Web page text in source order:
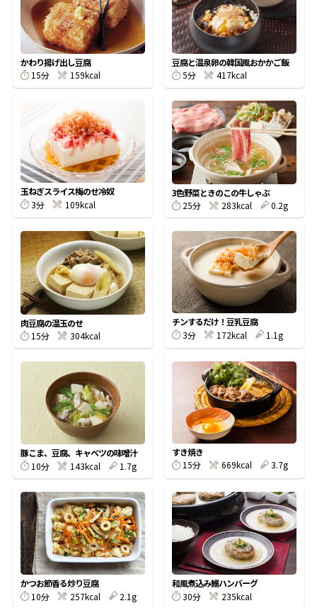
新鮮一番 『氷熟®』
『踊り節』
鰹節屋の
だしパック
だし粉
商品情報一覧
かつおだしが決め手！簡単茶碗蒸し
かわり揚げ出し豆腐
15分
159kcal
豆腐と温泉卵の韓国風おかかご飯
5分
417kcal
玉ねぎスライス梅のせ冷奴
3分
109kcal
3色野菜ときのこの牛しゃぶ
25分
283kcal 0.2g
肉豆腐の温玉のせ
15分
304kcal
チンするだけ！豆乳豆腐
3分
172kcal 1.1g
豚こま、豆腐、キャベツの味噌汁
10分
143kcal 1.7g
すき焼き
15分
669kcal 3.7g
かつお節香る炒り豆腐
10分
257kcal 2.1g
和風煮込み鰯ハンバーグ
30分
235kcal